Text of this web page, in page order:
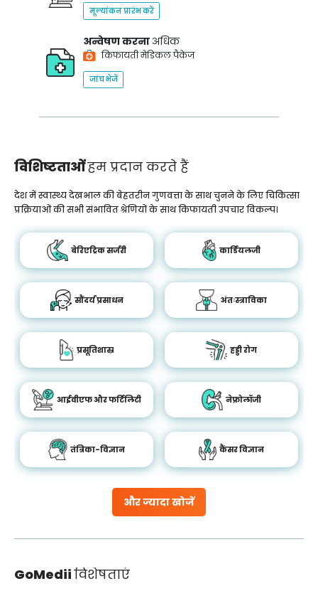
मूल्यांकन प्रारंभ करें
अन्वेषण करना अधिक
किफायती मेडिकल पैकेज
जांच भेजें
विशिष्टताओंहम प्रदान करते हैं
और ज्यादा खोजें
देश में स्वास्थ्य देखभाल की बेहतरीन गुणवत्ता के साथ चुनने के लिए चिकित्सा
प्रक्रियाओं की सभी संभावित श्रेणियों के साथ किफायती उपचार विकल्प।
बेरिएट्रिक सर्जरी कार्डियलजी
सौंदर्य प्रसाधन अंतःस्त्राविका
प्रसूतिशास्र हड्डी रोग
आईवीएफ और फर्टिलिटी नेफ्रोलॉजी
तंत्रिका-विज्ञान कैंसर विज्ञान
GoMediiविशेषताएं